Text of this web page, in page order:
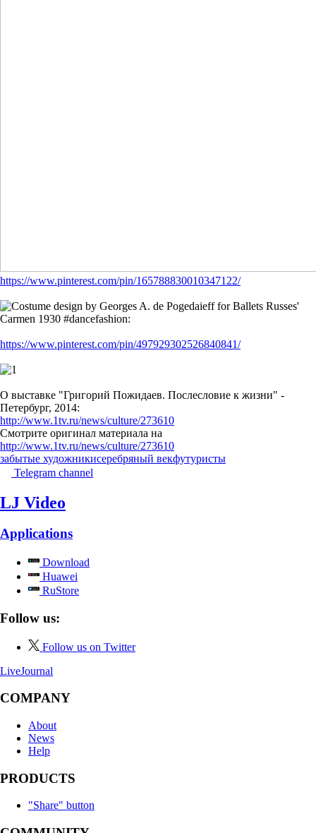
https://www.pinterest.com/pin/165788830010347122/
https://www.pinterest.com/pin/497929302526840841/
О выставке "Григорий Пожидаев. Послесловие к жизни" -
Петербург, 2014:
http://www.1tv.ru/news/culture/273610
Смотрите оригинал материала на
http://www.1tv.ru/news/culture/273610
забытые художникисеребряный векфутуристы
Telegram channel
LJ Video
Applications
Download
Huawei
RuStore
Follow us:
Follow us on Twitter
LiveJournal
COMPANY
About
News
Help
PRODUCTS
"Share" button